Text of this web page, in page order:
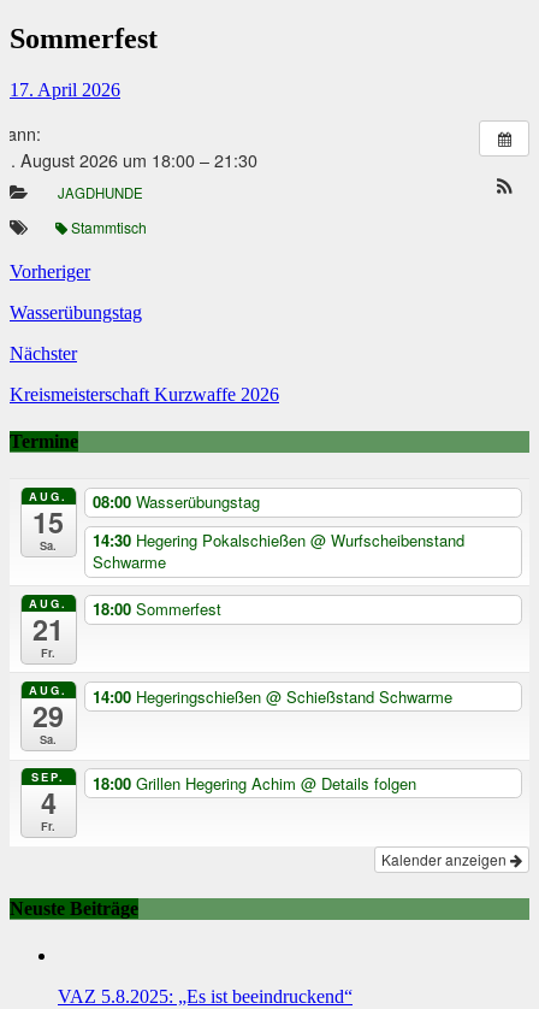
Sommerfest
17. April 2026
August 2026 um 18:00 – 21:30
JAGDHUNDE
Stammtisch
Vorheriger
Wasserübungstag
Nächster
Kreismeisterschaft Kurzwaffe 2026
Termine
AUG.
15
Sa.
08:00 Wasserübungstag
14:30 Hegering Pokalschießen @ Wurfscheibenstand
Schwarme
AUG.
21
Fr.
18:00 Sommerfest
AUG.
29
Sa.
14:00 Hegeringschießen @ Schießstand Schwarme
SEP.
4
Fr.
18:00 Grillen Hegering Achim @ Details folgen
Kalender anzeigen
Neuste Beiträge
VAZ 5.8.2025: „Es ist beeindruckend“